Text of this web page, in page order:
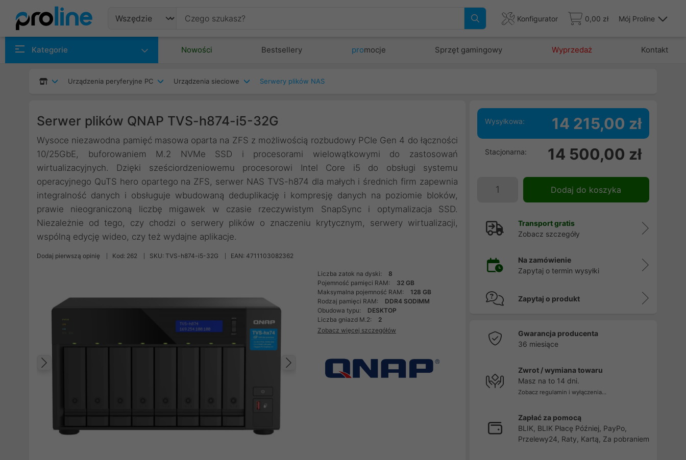
Konfigurator 0,00 zł Mój Proline
Kategorie Nowości Bestsellery promocje Sprzęt gamingowy Wyprzedaż Kontakt
Urządzenia peryferyjne PC Urządzenia sieciowe Serwery plików NAS
Serwer plików QNAP TVS-h874-i5-32G
Wysoce niezawodna pamięć masowa oparta na ZFS z możliwością rozbudowy PCIe Gen 4 do łączności
10/25GbE, buforowaniem M.2 NVMe SSD i procesorami wielowątkowymi do zastosowań
wirtualizacyjnych. Dzięki sześciordzeniowemu procesorowi Intel Core i5 do obsługi systemu
operacyjnego QuTS hero opartego na ZFS, serwer NAS TVS-h874 dla małych i średnich firm zapewnia
integralność danych i obsługuje wbudowaną deduplikację i kompresję danych na poziomie bloków,
prawie nieograniczoną liczbę migawek w czasie rzeczywistym SnapSync i optymalizacja SSD.
Niezależnie od tego, czy chodzi o serwery plików o znaczeniu krytycznym, serwery wirtualizacji,
wspólną edycję wideo, czy też wydajne aplikacje.
Dodaj pierwszą opinię Kod: 262 SKU: TVS-h874-i5-32G EAN: 4711103082362
Następny
Liczba zatok na dyski:
8
Pojemność pamięci RAM:
32 GB
Maksymalna pojemność RAM:
128 GB
Rodzaj pamięci RAM:
DDR4 SODIMM
Obudowa typu:
DESKTOP
Liczba gniazd M.2:
2
Zobacz więcej szczegółów
Wysyłkowa: 14 215,00 zł
Stacjonarna: 14 500,00 zł
Dodaj do koszyka
Transport gratis
Zobacz szczegóły
Na zamówienie
Zapytaj o termin wysyłki
Zapytaj o produkt
Gwarancja producenta
36 miesiące
Zwrot / wymiana towaru
Masz na to 14 dni.
Zobacz regulamin i wyłączenia...
Zapłać za pomocą
BLIK, BLIK Płacę Później, PayPo,
Przelewy24, Raty, Kartą, Za pobraniem